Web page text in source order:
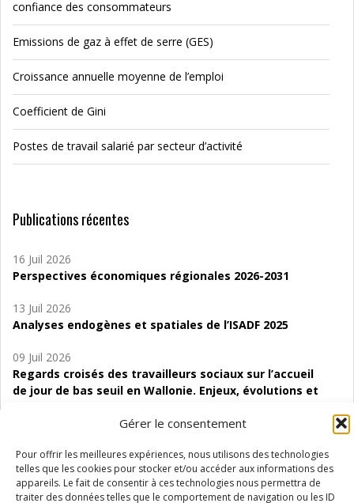
Gérer le consentement
Pour offrir les meilleures expériences, nous utilisons des technologies
telles que les cookies pour stocker et/ou accéder aux informations des
appareils. Le fait de consentir à ces technologies nous permettra de
traiter des données telles que le comportement de navigation ou les ID
confiance des consommateurs
Emissions de gaz à effet de serre (GES)
Croissance annuelle moyenne de l’emploi
Coefficient de Gini
Postes de travail salarié par secteur d’activité
Publications récentes
16 Juil 2026
Perspectives économiques régionales 2026-2031
13 Juil 2026
Analyses endogènes et spatiales de l’ISADF 2025
09 Juil 2026
Regards croisés des travailleurs sociaux sur l’accueil
de jour de bas seuil en Wallonie. Enjeux, évolutions et
Étude d’évaluabilité des Structures
d’accompagnement à l’autocréation d’emploi (SAACE)